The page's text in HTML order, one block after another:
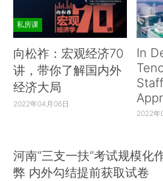
私房课
向松祚：宏观经济70
讲，带你了解国内外
经济大局
2022年04月06日
In
2022年
河南“三支一扶”考试规模化
弊 内外勾结提前获取试卷